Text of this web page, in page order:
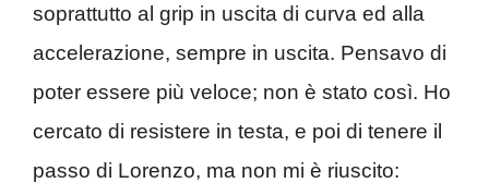
soprattutto al grip in uscita di curva ed alla
accelerazione, sempre in uscita. Pensavo di
poter essere più veloce; non è stato così. Ho
cercato di resistere in testa, e poi di tenere il
passo di Lorenzo, ma non mi è riuscito: